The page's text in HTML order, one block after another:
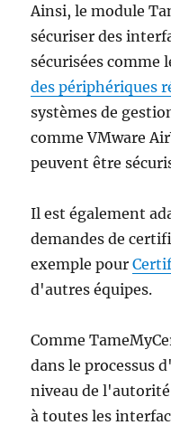
Ainsi, le module
sécuriser des
sécurisées comme
des périphériques
systèmes de
comme VMware
peuvent être
Il est également
demandes de
exemple pour
d'autres équipes.
Comme
dans le processus
niveau de
à toutes les